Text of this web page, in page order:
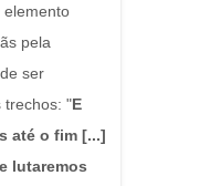
elemento
pela
ser
trechos: "E
até o fim [...]
lutaremos